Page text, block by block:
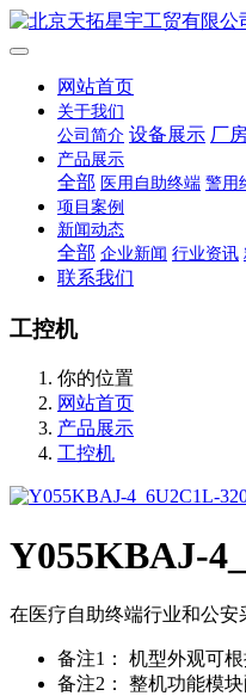
网站首页
关于我们
公司简介 设备展示 厂
产品展示
全部 医用自助终端 警用
项目案例
新闻动态
全部 企业新闻 行业资讯
联系我们
工控机
你的位置
网站首页
产品展示
工控机
Y055KBAJ-
在医疗自助终端行业和公安
备注1：
机型外观可
备注2：
整机功能模